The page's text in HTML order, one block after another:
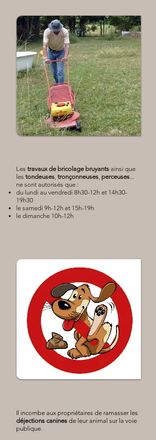
Les travaux de bricolage bruyants ainsi que
les tondeuses, tronçonneuses, perceuses...
ne sont autorisés que :
du lundi au vendredi 8h30-12h et 14h30-
19h30
le samedi 9h-12h et 15h-19h
le dimanche 10h-12h
Il incombe aux propriétaires de ramasser les
déjections canines de leur animal sur la voie
publique.